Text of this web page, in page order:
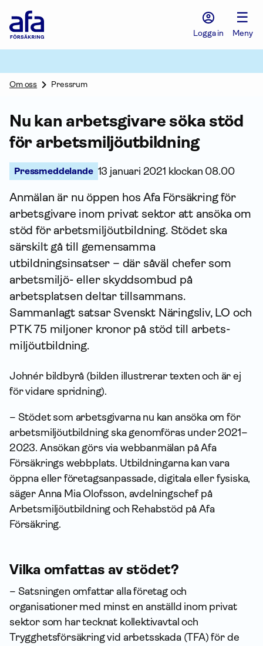
Försäkring
Logga in
☰
Meny
Om oss Pressrum
Nu kan arbetsgivare söka stöd
för arbets­miljö­utbildning
Pressmeddelande 13 januari 2021 klockan 08.00
Anmälan är nu öppen hos Afa För­säkring för
arbetsgivare inom privat sektor att ansöka om
stöd för arbets­miljö­utbildning. Stödet ska
särskilt gå till gemensamma
utbildningsinsatser – där såväl chefer som
arbetsmiljö- eller skydds­ombud på
arbetsplatsen deltar tillsammans.
Sammanlagt satsar Svenskt Näringsliv, LO och
PTK 75 miljoner kronor på stöd till arbets­
miljö­utbildning.
Johnér bildbyrå (bilden illustrerar texten och är ej
för vidare spridning).
– Stödet som arbetsgivarna nu kan ansöka om för
arbetsmiljöutbildning ska genomföras under 2021–
2023. Ansökan görs via webbanmälan på Afa
Försäkrings webbplats. Utbildningarna kan vara
öppna eller företagsanpassade, digitala eller fysiska,
säger Anna Mia Olofsson, avdelningschef på
Arbetsmiljöutbildning och Rehabstöd på Afa
Försäkring.
Vilka omfattas av stödet?
– Satsningen omfattar alla företag och
organisationer med minst en anställd inom privat
sektor som har tecknat kollektivavtal och
Trygghetsförsäkring vid arbetsskada (TFA) för de